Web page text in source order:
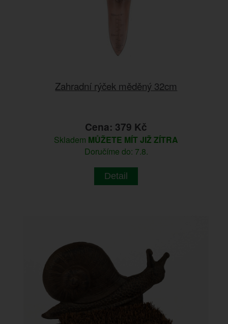
Zahradní rýček měděný 32cm
Cena: 379 Kč
Skladem MŮŽETE MÍT JIŽ ZÍTRA
Doručíme do: 7.8.
Detail